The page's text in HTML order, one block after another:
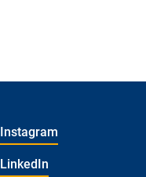
Instagram
LinkedIn